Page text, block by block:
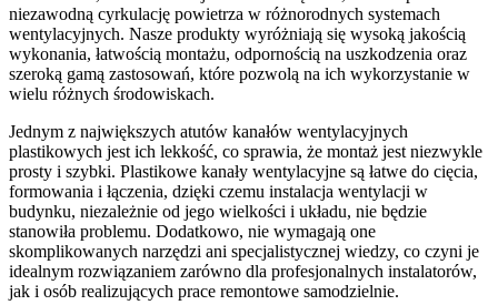
niezawodną cyrkulację powietrza w różnorodnych systemach
wentylacyjnych. Nasze produkty wyróżniają się wysoką jakością
wykonania, łatwością montażu, odpornością na uszkodzenia oraz
szeroką gamą zastosowań, które pozwolą na ich wykorzystanie w
wielu różnych środowiskach.
Jednym z największych atutów kanałów wentylacyjnych
plastikowych jest ich lekkość, co sprawia, że montaż jest niezwykle
prosty i szybki. Plastikowe kanały wentylacyjne są łatwe do cięcia,
formowania i łączenia, dzięki czemu instalacja wentylacji w
budynku, niezależnie od jego wielkości i układu, nie będzie
stanowiła problemu. Dodatkowo, nie wymagają one
skomplikowanych narzędzi ani specjalistycznej wiedzy, co czyni je
idealnym rozwiązaniem zarówno dla profesjonalnych instalatorów,
jak i osób realizujących prace remontowe samodzielnie.